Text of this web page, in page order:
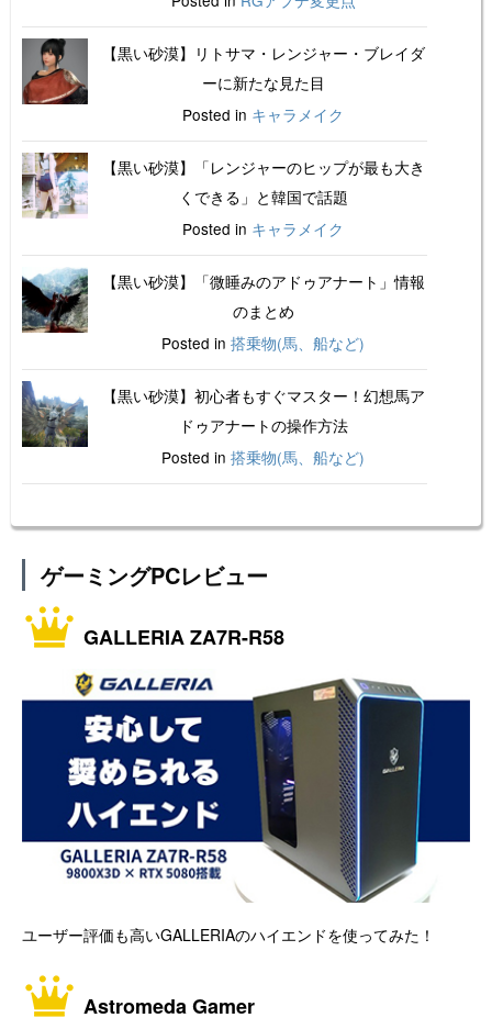
【黒い砂漠】リトサマ・レンジャー・ブレイダ
ーに新たな見た目
Posted in キャラメイク
【黒い砂漠】「レンジャーのヒップが最も大き
くできる」と韓国で話題
Posted in キャラメイク
【黒い砂漠】「微睡みのアドゥアナート」情報
のまとめ
Posted in 搭乗物(馬、船など)
【黒い砂漠】初心者もすぐマスター！幻想馬ア
ドゥアナートの操作方法
Posted in 搭乗物(馬、船など)
ゲーミングPCレビュー
GALLERIA ZA7R-R58
ユーザー評価も高いGALLERIAのハイエンドを使ってみた！
Astromeda Gamer